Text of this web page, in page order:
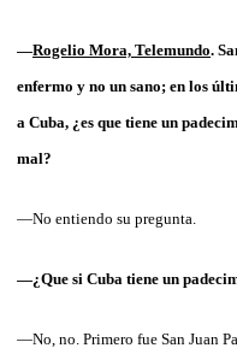
—Rogelio Mora, Telemundo.
enfermo y no un sano; en los
a Cuba, ¿es que tiene un
mal?
—No entiendo su pregunta.
—¿Que si Cuba tiene un
—No, no. Primero fue San Juan